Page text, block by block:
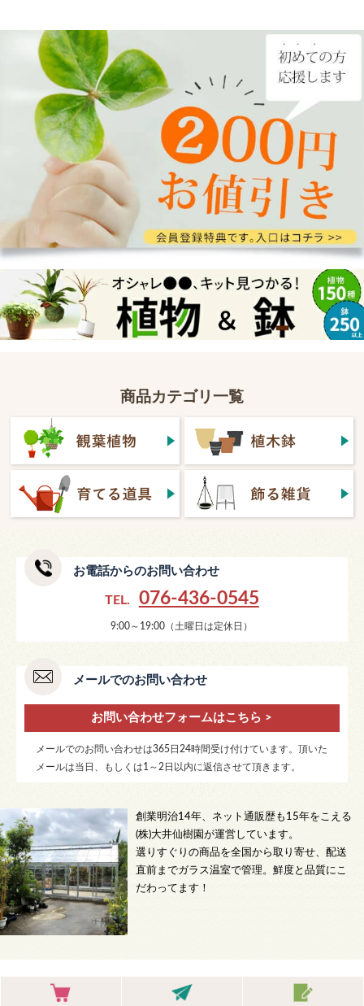
商品カテゴリ一覧
お電話からのお問い合わせ
TEL. 076-436-0545
9:00～19:00（土曜日は定休日）
メールでのお問い合わせ
お問い合わせフォームはこちら >
メールでのお問い合わせは365日24時間受け付けています。頂いた
メールは当日、もしくは1～2日以内に返信させて頂きます。
創業明治14年、ネット通販歴も15年をこえる
(株)大井仙樹園が運営しています。
選りすぐりの商品を全国から取り寄せ、配送
直前までガラス温室で管理。鮮度と品質にこ
だわってます！